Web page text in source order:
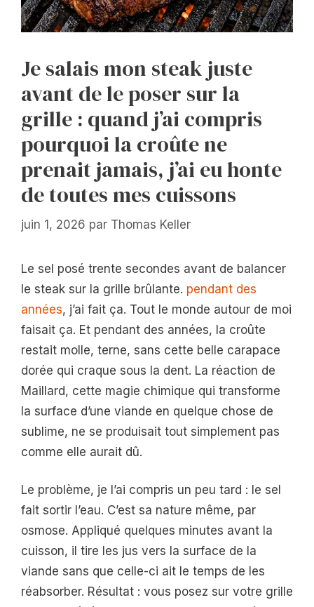
Je salais mon steak juste
avant de le poser sur la
grille : quand j’ai compris
pourquoi la croûte ne
prenait jamais, j’ai eu honte
de toutes mes cuissons
juin 1, 2026 par Thomas Keller
Le sel posé trente secondes avant de balancer
le steak sur la grille brûlante. pendant des
années, j’ai fait ça. Tout le monde autour de moi
faisait ça. Et pendant des années, la croûte
restait molle, terne, sans cette belle carapace
dorée qui craque sous la dent. La réaction de
Maillard, cette magie chimique qui transforme
la surface d’une viande en quelque chose de
sublime, ne se produisait tout simplement pas
comme elle aurait dû.
Le problème, je l’ai compris un peu tard : le sel
fait sortir l’eau. C’est sa nature même, par
osmose. Appliqué quelques minutes avant la
cuisson, il tire les jus vers la surface de la
viande sans que celle-ci ait le temps de les
réabsorber. Résultat : vous posez sur votre grille